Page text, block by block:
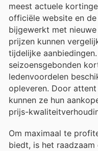
meest actuele
officiële website en
bijgewerkt met
prijzen kunnen
tijdelijke
seizoensgebonden
ledenvoordelen
opleveren. Door
kunnen ze hun
prijs-
Om maximaal te
biedt, is het